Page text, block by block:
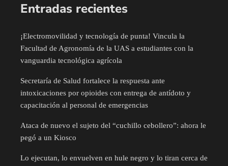
Entradas recientes
¡Electromovilidad y tecnología de punta! Vincula la
Facultad de Agronomía de la UAS a estudiantes con la
vanguardia tecnológica agrícola
Secretaría de Salud fortalece la respuesta ante
intoxicaciones por opioides con entrega de antídoto y
capacitación al personal de emergencias
Ataca de nuevo el sujeto del “cuchillo cebollero”: ahora le
pegó a un Kiosco
Lo ejecutan, lo envuelven en hule negro y lo tiran cerca de